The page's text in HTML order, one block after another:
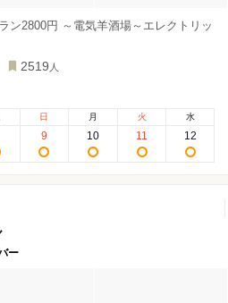
ン2800円 ～電気羊酒場～エレクトリッ
2519 人
日
9
月
10
火
11
水
12
ー